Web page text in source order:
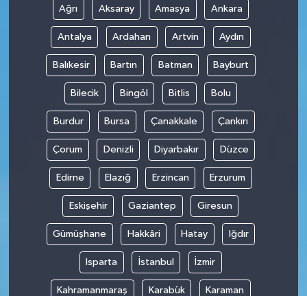
Ağrı Aksaray Amasya Ankara
Antalya Ardahan Artvin Aydın
Balıkesir Bartın Batman Bayburt
Bilecik Bingöl Bitlis Bolu
Burdur Bursa Çanakkale Çankırı
Çorum Denizli Diyarbakır Düzce
Edirne Elazığ Erzincan Erzurum
Eskişehir Gaziantep Giresun
Gümüşhane Hakkâri Hatay Iğdır
Isparta İstanbul İzmir
Kahramanmaraş Karabük Karaman